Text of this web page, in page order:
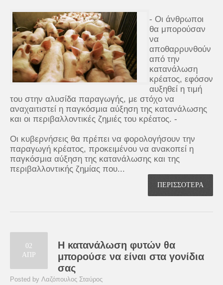
- Οι άνθρωποι
θα μπορούσαν
να
αποθαρρυνθούν
από την
κατανάλωση
κρέατος, εφόσον
αυξηθεί η τιμή
του στην αλυσίδα παραγωγής, με στόχο να
αναχαιτιστεί η παγκόσμια αύξηση της κατανάλωσης
και οι περιβαλλοντικές ζημιές του κρέατος. -
Οι κυβερνήσεις θα πρέπει να φορολογήσουν την
παραγωγή κρέατος, προκειμένου να ανακοπεί η
παγκόσμια αύξηση της κατανάλωσης και της
περιβαλλοντικής ζημίας που...
ΠΕΡΙΣΣΟΤΕΡΑ
02
ΑΠΡ
Η κατανάλωση φυτών θα
μπορούσε να είναι στα γονίδια
σας
Posted by Λαζόπουλος Σταύρος